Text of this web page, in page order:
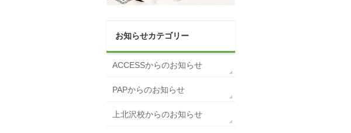
お知らせカテゴリー
ACCESSからのお知らせ
PAPからのお知らせ
上北沢校からのお知らせ